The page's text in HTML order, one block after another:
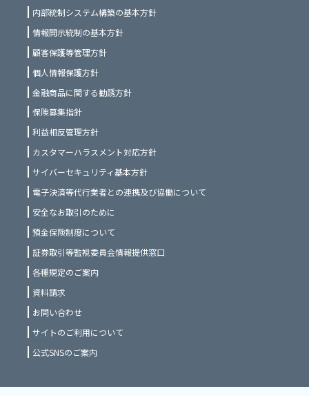
内部統制システム構築の基本方針
情報開示統制の基本方針
顧客保護等管理方針
個人情報保護方針
金融商品に関する勧誘方針
保険募集指針
利益相反管理方針
カスタマーハラスメント対応方針
サイバーセキュリティ基本方針
電子決済等代行業者との連携及び協働について
安全なお取引のために
預金保険制度について
証券取引等監視委員会情報提供窓口
各種規定のご案内
資料請求
お問い合わせ
サイトのご利用について
公式SNSのご案内